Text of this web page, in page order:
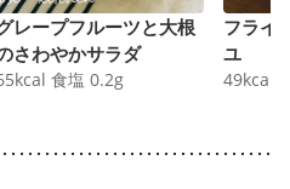
レープフルーツと大根
さわやかサラダ
kcal 食塩 0.2g
フライ
ユ
49kcal